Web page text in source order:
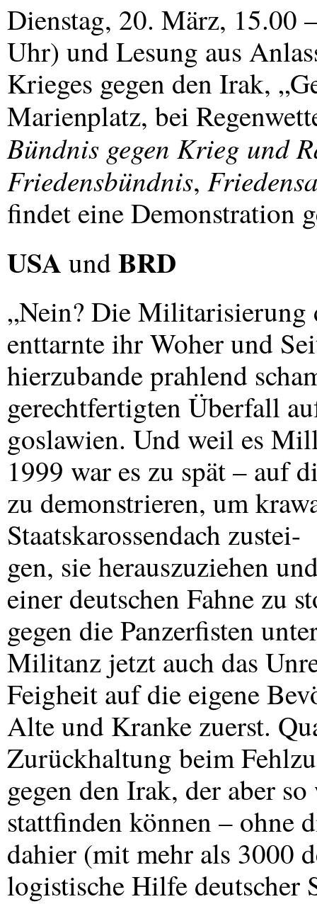
Dienstag, 20. März, 15.00
Uhr) und Lesung aus
Krieges gegen den Irak,
Marienplatz, bei
Bündnis gegen Krieg und
Friedensbündnis,
findet eine Demonstration
USA undBRD
„Nein? Die Militarisierung
enttarnte ihr Woher und
hierzubande prahlend
gerechtfertigten Überfall
goslawien. Und weil es
1999 war es zu spät – auf
zu demonstrieren, um
Staatskarossendach zustei-
gen, sie herauszuziehen
einer deutschen Fahne zu
gegen die Panzerfisten
Militanz jetzt auch das
Feigheit auf die eigene
Alte und Kranke zuerst.
Zurückhaltung beim
gegen den Irak, der aber
stattfinden können – ohne
dahier (mit mehr als 3000
logistische Hilfe deutscher